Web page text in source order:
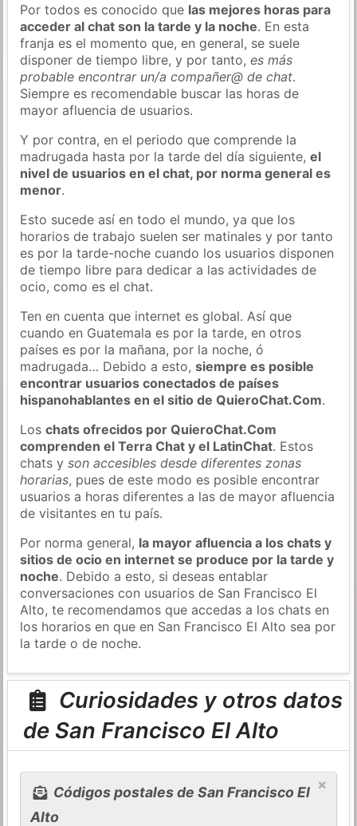
Por todos es conocido que las mejores horas para
acceder al chat son la tarde y la noche. En esta
franja es el momento que, en general, se suele
disponer de tiempo libre, y por tanto,es más
probable encontrar un/a compañer@ de chat.
Siempre es recomendable buscar las horas de
mayor afluencia de usuarios.
Y por contra, en el periodo que comprende la
madrugada hasta por la tarde del día siguiente,el
nivel de usuarios en el chat, por norma general es
menor.
Esto sucede así en todo el mundo, ya que los
horarios de trabajo suelen ser matinales y por tanto
es por la tarde-noche cuando los usuarios disponen
de tiempo libre para dedicar a las actividades de
ocio, como es el chat.
Ten en cuenta que internet es global. Así que
cuando en Guatemala es por la tarde, en otros
países es por la mañana, por la noche, ó
madrugada… Debido a esto,siempre es posible
encontrar usuarios conectados de países
hispanohablantes en el sitio de QuieroChat.Com.
Loschats ofrecidos por QuieroChat.Com
comprenden el Terra Chat y el LatinChat. Estos
chats yson accesibles desde diferentes zonas
horarias, pues de este modo es posible encontrar
usuarios a horas diferentes a las de mayor afluencia
de visitantes en tu país.
Por norma general, la mayor afluencia a los chats y
sitios de ocio en internet se produce por la tarde y
noche. Debido a esto, si deseas entablar
conversaciones con usuarios de San Francisco El
Alto, te recomendamos que accedas a los chats en
los horarios en que en San Francisco El Alto sea por
la tarde o de noche.
Curiosidades y otros datos
de San Francisco El Alto
×
Códigos postales de San Francisco El
Alto